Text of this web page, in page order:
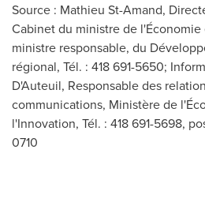
Source : Mathieu St-Amand,
Cabinet du ministre de
ministre responsable, du
régional, Tél. : 418 691-5650;
D'Auteuil, Responsable des
communications, Ministère de
l'Innovation, Tél. : 418 691-5698,
0710